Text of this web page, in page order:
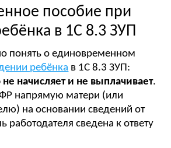
пособие при
в 1С 8.3 ЗУП
понять о единовременном
ребёнка в 1С 8.3 ЗУП:
не начисляет и не выплачивает.
напрямую матери (или
на основании сведений от
работодателя сведена к ответу